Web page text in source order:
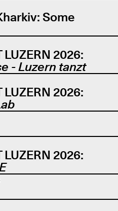
Some
LUZERN 2026:
- Luzern tanzt
LUZERN 2026:
LUZERN 2026: